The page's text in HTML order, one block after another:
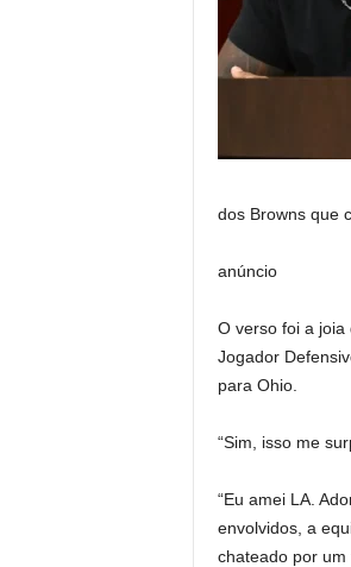
dos Browns que
anúncio
O verso foi a
Jogador
para Ohio.
“Sim, isso me
“Eu amei LA.
envolvidos, a
chateado por um